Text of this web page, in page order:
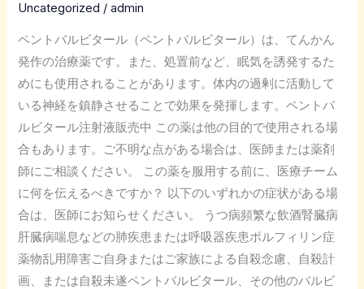
Uncategorized /admin
ペントバルビタール（ペントバルビタール）は、てんかん
発作の治療薬です。また、処置前など、眠気を誘発するた
めにも使用されることがあります。体内の過剰に活動して
いる神経を鎮静させることで効果を発揮します。ペントバ
ルビタール注射液販売中 この薬は他の目的で使用される場
合もあります。ご不明な点がある場合は、医師または薬剤
師にご相談ください。 この薬を服用する前に、医療チーム
に何を伝えるべきですか？ 以下のいずれかの症状がある場
合は、医師にお知らせください。 うつ病頻繁な飲酒腎臓病
肝臓病喘息などの肺疾患または呼吸器疾患ポルフィリン症
薬物乱用障害ご自身またはご家族による自殺念慮、自殺計
画、または自殺未遂ペントバルビタール、その他のバルビ
タ
ー
ル
注
射
液
販
売
中